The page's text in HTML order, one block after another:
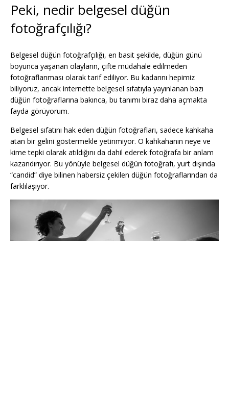
Peki, nedir belgesel düğün
fotoğrafçılığı?
Belgesel düğün fotoğrafçılığı, en basit şekilde, düğün günü
boyunca yaşanan olayların, çifte müdahale edilmeden
fotoğraflanması olarak tarif ediliyor. Bu kadarını hepimiz
biliyoruz, ancak internette belgesel sıfatıyla yayınlanan bazı
düğün fotoğraflarına bakınca, bu tanımı biraz daha açmakta
fayda görüyorum.
Belgesel sıfatını hak eden düğün fotoğrafları, sadece kahkaha
atan bir gelini göstermekle yetinmiyor. O kahkahanın neye ve
kime tepki olarak atıldığını da dahil ederek fotoğrafa bir anlam
kazandırıyor. Bu yönüyle belgesel düğün fotoğrafı, yurt dışında
“candid” diye bilinen habersiz çekilen düğün fotoğraflarından da
farklılaşıyor.